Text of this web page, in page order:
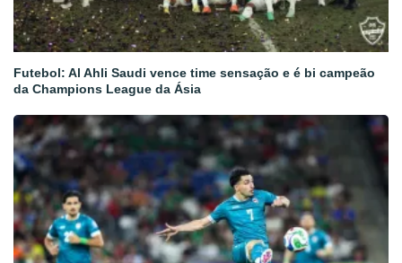
Futebol: Al Ahli Saudi vence time sensação e é bi campeão
da Champions League da Ásia